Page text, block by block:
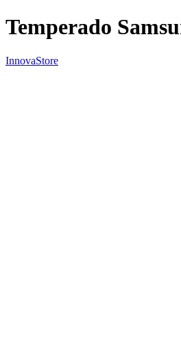
Temperado
InnovaStore